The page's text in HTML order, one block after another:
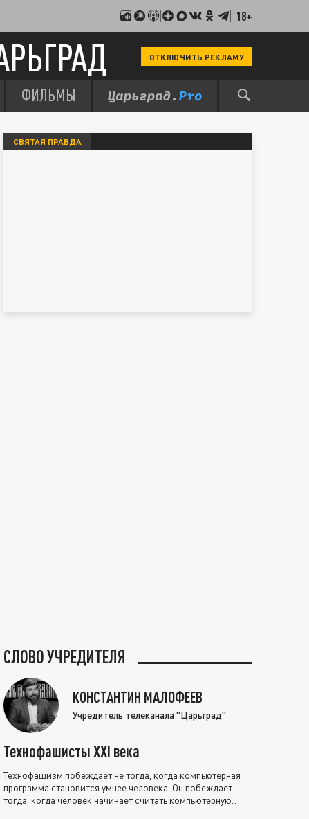
18+
ОТКЛЮЧИТЬ РЕКЛАМУ
ФИЛЬМЫ
СВЯТАЯ ПРАВДА
СЛОВО УЧРЕДИТЕЛЯ
КОНСТАНТИН МАЛОФЕЕВ
Учредитель телеканала "Царьград"
Технофашисты XXI века
Технофашизм побеждает не тогда, когда компьютерная
программа становится умнее человека. Он побеждает
тогда, когда человек начинает считать компьютерную